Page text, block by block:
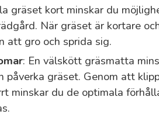
gräset kort minskar du
När gräset är kortare
att gro och sprida sig.
: En välskött gräsmatta
påverka gräset. Genom att
minskar du de optimala